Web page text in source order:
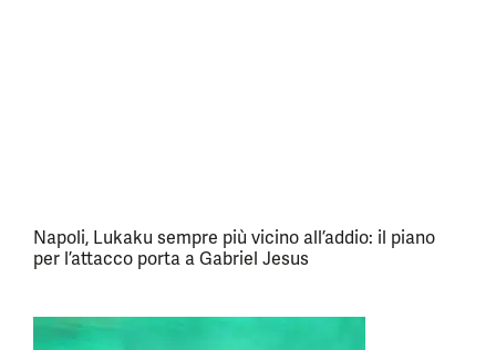
Napoli, Lukaku sempre più vicino all’addio: il piano
per l’attacco porta a Gabriel Jesus